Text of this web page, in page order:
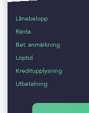
Lånebelopp
Ränta
Bet. anmärkning
Löptid
Kreditupplysning
Utbetalning